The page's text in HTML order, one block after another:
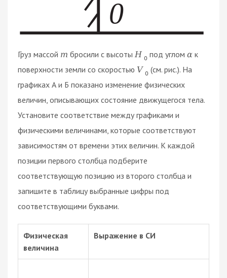
Груз массой m бросили с высоты H 0 под углом αк
поверхности земли со скоростью V 0 (см. рис.). На
графиках А и Б показано изменение физических
величин, описывающих состояние движущегося тела.
Установите соответствие между графиками и
физическими величинами, которые соответствуют
зависимостям от времени этих величин. К каждой
позиции первого столбца подберите
соответствующую позицию из второго столбца и
запишите в таблицу выбранные цифры под
соответствующими буквами.
Физическая
величина
Выражение в СИ